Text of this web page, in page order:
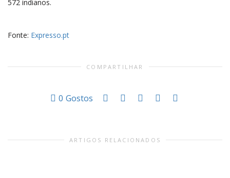
572 indianos.
Fonte: Expresso.pt
COMPARTILHAR
0 Gostos
ARTIGOS RELACIONADOS